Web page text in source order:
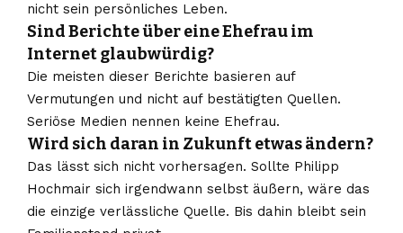
nicht sein persönliches Leben.
Sind Berichte über eine Ehefrau im
Internet glaubwürdig?
Die meisten dieser Berichte basieren auf
Vermutungen und nicht auf bestätigten Quellen.
Seriöse Medien nennen keine Ehefrau.
Wird sich daran in Zukunft etwas ändern?
Das lässt sich nicht vorhersagen. Sollte Philipp
Hochmair sich irgendwann selbst äußern, wäre das
die einzige verlässliche Quelle. Bis dahin bleibt sein